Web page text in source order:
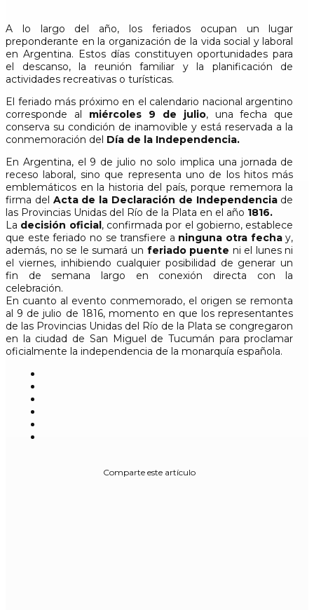
A lo largo del año, los feriados ocupan un lugar
preponderante en la organización de la vida social y laboral
en Argentina. Estos días constituyen oportunidades para
el descanso, la reunión familiar y la planificación de
actividades recreativas o turísticas.
El feriado más próximo en el calendario nacional argentino
corresponde al miércoles 9 de julio, una fecha que
conserva su condición de inamovible y está reservada a la
conmemoración del Día de la Independencia.
En Argentina, el 9 de julio no solo implica una jornada de
receso laboral, sino que representa uno de los hitos más
emblemáticos en la historia del país, porque rememora la
firma del Acta de la Declaración de Independenciade
las Provincias Unidas del Río de la Plata en el año 1816.
La decisión oficial, confirmada por el gobierno, establece
que este feriado no se transfiere a ninguna otra fechay,
además, no se le sumará un feriado puente ni el lunes ni
el viernes, inhibiendo cualquier posibilidad de generar un
fin de semana largo en conexión directa con la
celebración.
En cuanto al evento conmemorado, el origen se remonta
al 9 de julio de 1816, momento en que los representantes
de las Provincias Unidas del Río de la Plata se congregaron
en la ciudad de San Miguel de Tucumán para proclamar
oficialmente la independencia de la monarquía española.
Comparte este artículo